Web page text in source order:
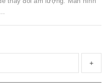
+